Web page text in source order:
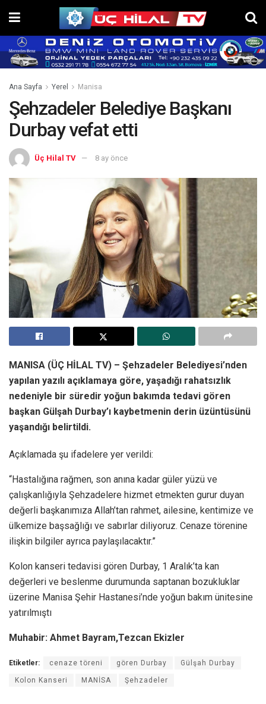
Ana Sayfa Yerel Manisa
Şehzadeler Belediye Başkanı
Durbay vefat etti
Üç Hilal TV 8 ay önce
MANISA (ÜÇ HİLAL TV) – Şehzadeler Belediyesi’nden
yapılan yazılı açıklamaya göre, yaşadığı rahatsızlık
nedeniyle bir süredir yoğun bakımda tedavi gören
başkan Gülşah Durbay’ı kaybetmenin derin üzüntüsünü
yaşandığı belirtildi.
Açıklamada şu ifadelere yer verildi:
“Hastalığına rağmen, son anına kadar güler yüzü ve
çalışkanlığıyla Şehzadelere hizmet etmekten gurur duyan
değerli başkanımıza Allah’tan rahmet, ailesine, kentimize ve
ülkemize başsağlığı ve sabırlar diliyoruz. Cenaze törenine
ilişkin bilgiler ayrıca paylaşılacaktır.”
Kolon kanseri tedavisi gören Durbay, 1 Aralık’ta kan
değerleri ve beslenme durumunda saptanan bozukluklar
üzerine Manisa Şehir Hastanesi’nde yoğun bakım ünitesine
yatırılmıştı
Muhabir: Ahmet Bayram,Tezcan Ekizler
Etiketler: cenaze töreni gören Durbay Gülşah Durbay
Kolon Kanseri MANİSA Şehzadeler